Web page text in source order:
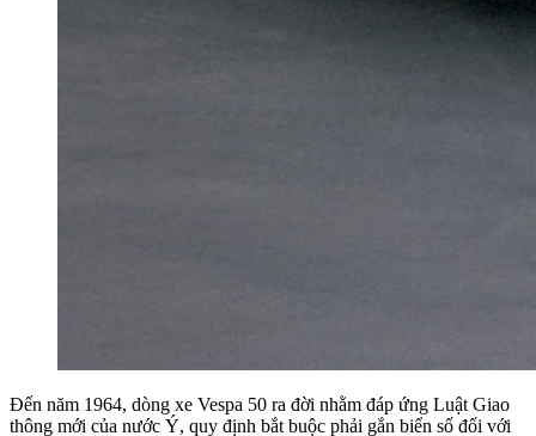
Đến năm 1964, dòng xe Vespa 50 ra đời nhằm đáp ứng Luật Giao
thông mới của nước Ý, quy định bắt buộc phải gắn biển số đối với